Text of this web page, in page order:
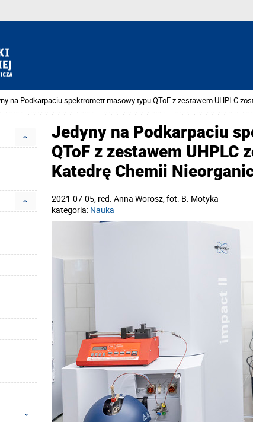
na Podkarpaciu spektrometr masowy typu QToF z zestawem UHPLC
Jedyny na Podkarpaciu
QToF z zestawem UHPLC
Katedrę Chemii
2021-07-05, red. Anna Worosz, fot. B. Motyka
kategoria: Nauka